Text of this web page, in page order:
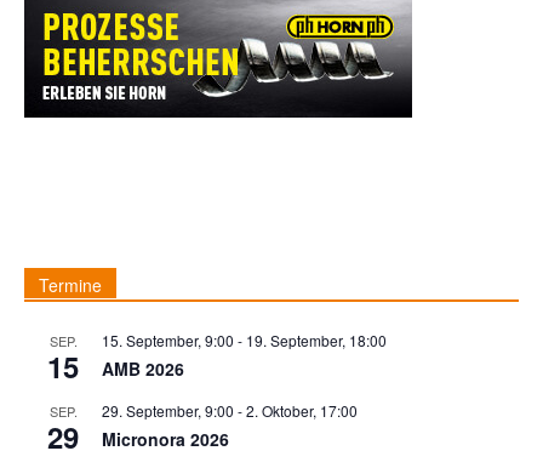
Termine
SEP.
15
15. September, 9:00 - 19. September, 18:00
AMB 2026
SEP.
29
29. September, 9:00 -2. Oktober, 17:00
Micronora 2026